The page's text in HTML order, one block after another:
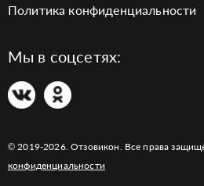
Политика конфиденциальности
Мы в соцсетях:
© 2019-2026. Отзовикон. Все права
конфиденциальности